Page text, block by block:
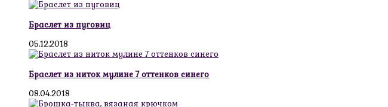
Браслет из пуговиц
05.12.2018
Браслет из ниток мулине 7 оттенков синего
08.04.2018